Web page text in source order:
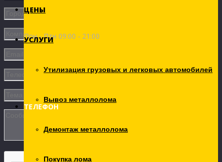
Пон - Птн 09:00 - 21:00
ТЕЛЕФОН
ЦЕНЫ
УСЛУГИ
Утилизация грузовых и легковых автомобилей
Вывоз металлолома
Демонтаж металлолома
Покупка лома